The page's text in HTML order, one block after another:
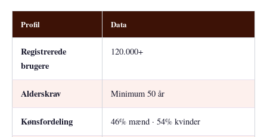
Profil Data
Registrerede
brugere
120.000+
Alderskrav Minimum 50 år
Kønsfordeling 46% mænd · 54% kvinder